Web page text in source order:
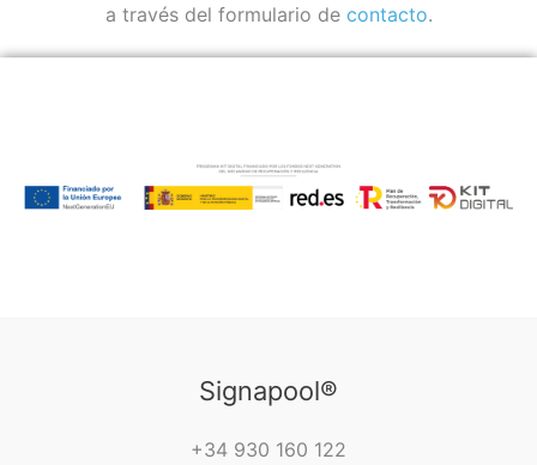
a través del formulario de contacto.
Signapool®
+34 930 160 122